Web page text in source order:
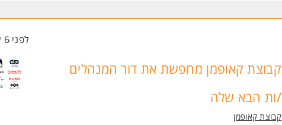
לפני 6 שעות
קבוצת קאופמן מחפשת את דור המנהלים
/ות הבא שלה
קבוצת קאופמן